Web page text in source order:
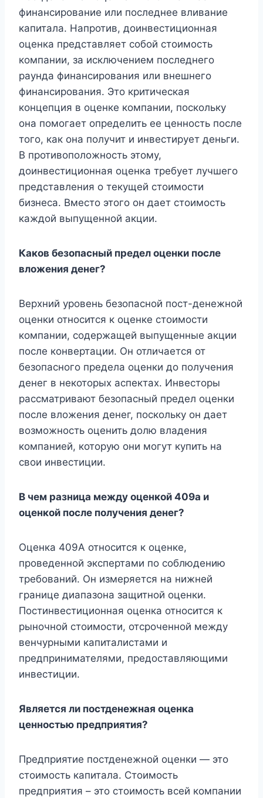
финансирование или последнее вливание
капитала. Напротив, доинвестиционная
оценка представляет собой стоимость
компании, за исключением последнего
раунда финансирования или внешнего
финансирования. Это критическая
концепция в оценке компании, поскольку
она помогает определить ее ценность после
того, как она получит и инвестирует деньги.
В противоположность этому,
доинвестиционная оценка требует лучшего
представления о текущей стоимости
бизнеса. Вместо этого он дает стоимость
каждой выпущенной акции.
Каков безопасный предел оценки после
вложения денег?
Верхний уровень безопасной пост-денежной
оценки относится к оценке стоимости
компании, содержащей выпущенные акции
после конвертации. Он отличается от
безопасного предела оценки до получения
денег в некоторых аспектах. Инвесторы
рассматривают безопасный предел оценки
после вложения денег, поскольку он дает
возможность оценить долю владения
компанией, которую они могут купить на
свои инвестиции.
В чем разница между оценкой 409a и
оценкой после получения денег?
Оценка 409A относится к оценке,
проведенной экспертами по соблюдению
требований. Он измеряется на нижней
границе диапазона защитной оценки.
Постинвестиционная оценка относится к
рыночной стоимости, отсроченной между
венчурными капиталистами и
предпринимателями, предоставляющими
инвестиции.
Является ли постденежная оценка
ценностью предприятия?
Предприятие постденежной оценки — это
стоимость капитала. Стоимость
предприятия – это стоимость всей компании